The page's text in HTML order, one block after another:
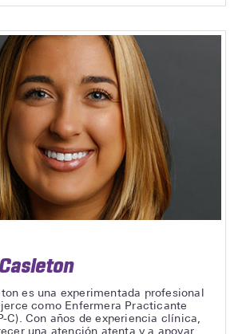
es una experimentada profesional
como Enfermera Practicante
C). Con años de experiencia clínica,